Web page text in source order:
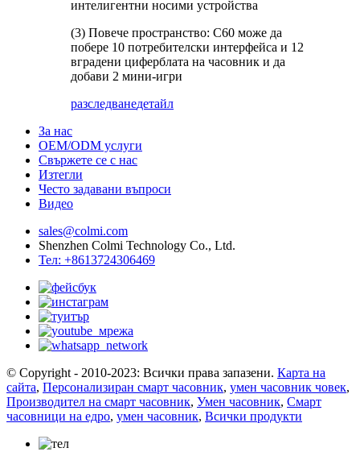
интелигентни носими устройства
(3) Повече пространство: C60 може да
побере 10 потребителски интерфейса и 12
вградени циферблата на часовник и да
добави 2 мини-игри
разследванедетайл
За нас
OEM/ODM услуги
Свържете се с нас
Изтегли
Често задавани въпроси
Видео
sales@colmi.com
Shenzhen Colmi Technology Co., Ltd.
Тел: +8613724306469
© Copyright - 2010-2023: Всички права запазени. Карта на
сайта, Персонализиран смарт часовник, умен часовник човек,
Производител на смарт часовник, Умен часовник, Смарт
часовници на едро, умен часовник, Всички продукти